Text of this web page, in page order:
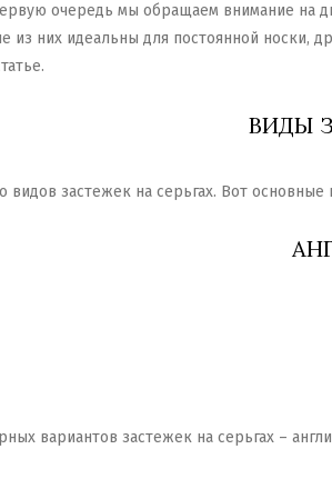
очередь мы обращаем внимание на
из них идеальны для постоянной
ВИДЫ
видов застежек на серьгах. Вот основные
вариантов застежек на серьгах –